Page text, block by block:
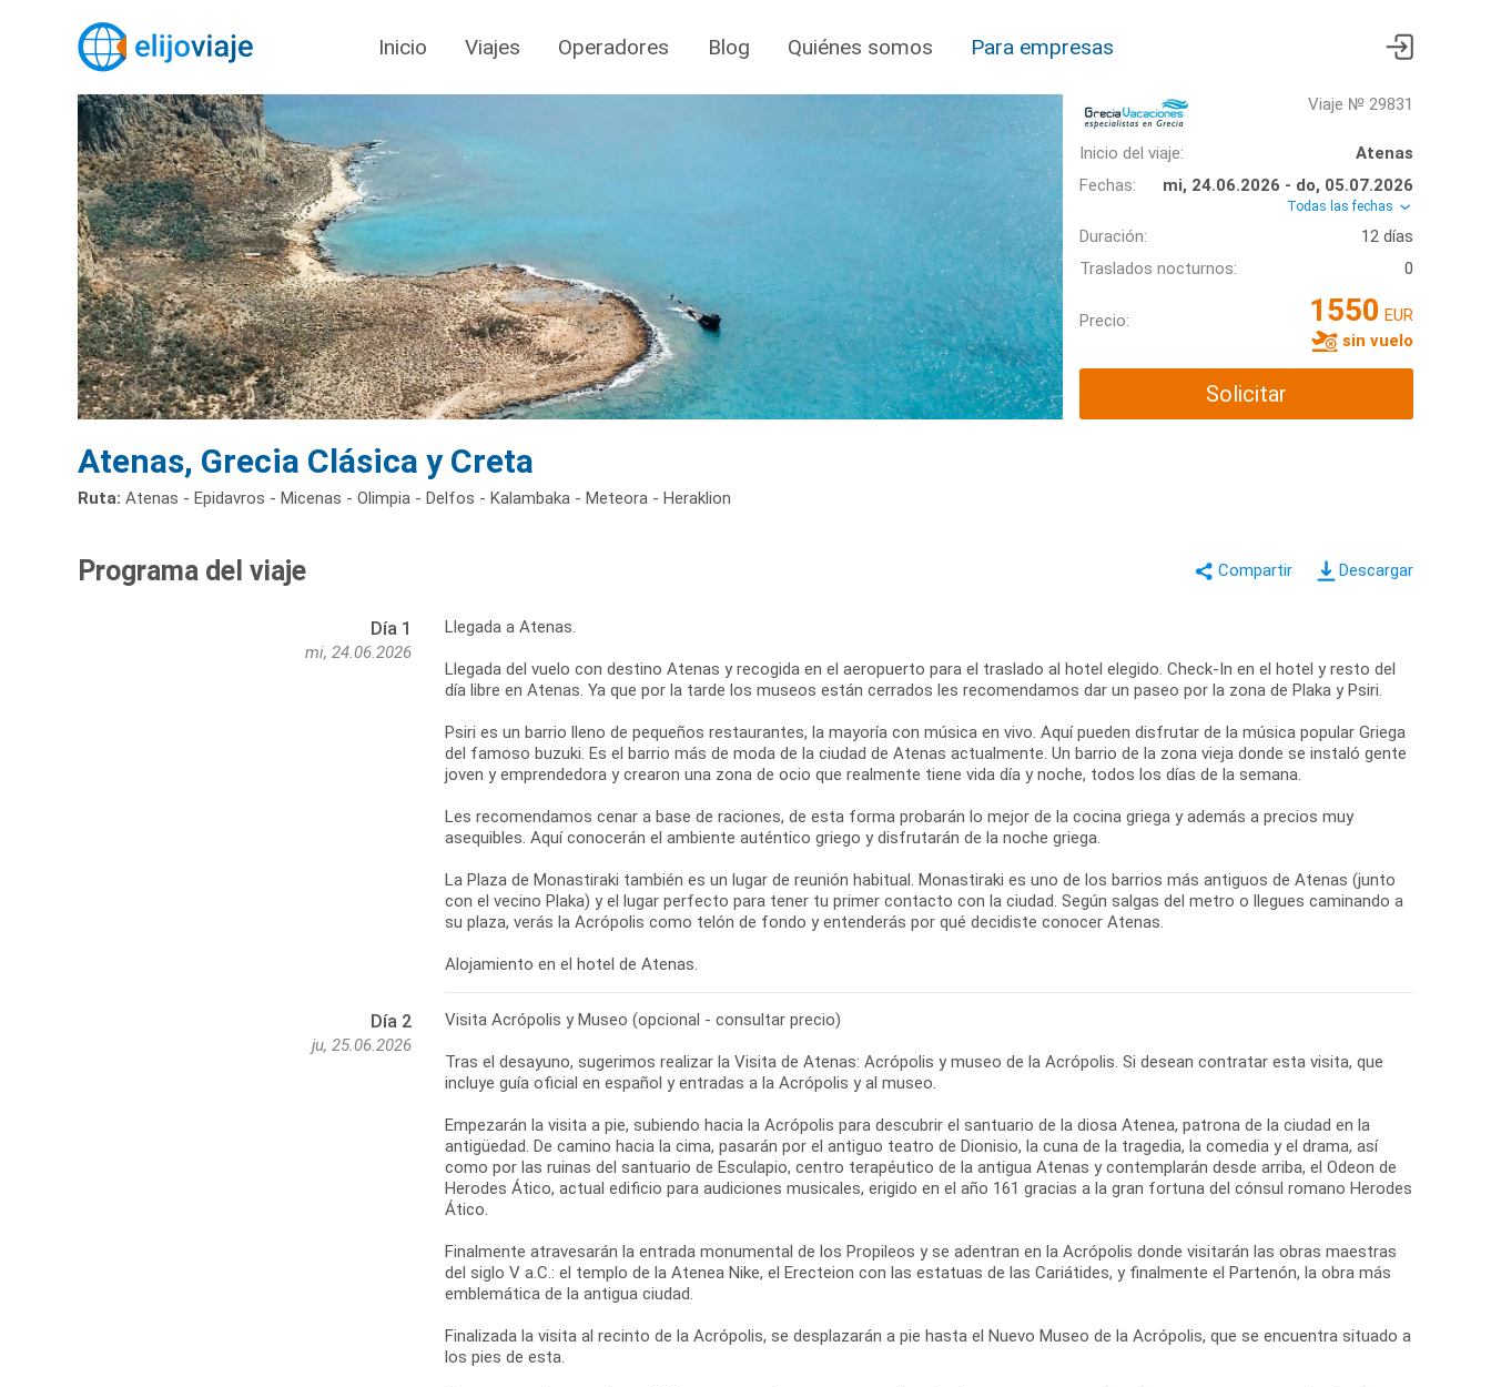
Inicio Viajes Operadores Blog Quiénes somos Para empresas
Viaje № 29831
Inicio del viaje:
Atenas
Fechas:
mi, 24.06.2026 - do, 05.07.2026
Todas las fechas
Duración:
12 días
Traslados nocturnos:
0
Precio: 1550 EUR
sin vuelo
Solicitar
Atenas, Grecia Clásica y Creta
Ruta: Atenas - Epidavros - Micenas - Olimpia - Delfos - Kalambaka - Meteora - Heraklion
Descargar
Programa del viaje
Día 1
mi, 24.06.2026
Llegada a Atenas.
Llegada del vuelo con destino Atenas y recogida en el aeropuerto para el traslado al hotel elegido. Check-In en el hotel y resto del
día libre en Atenas. Ya que por la tarde los museos están cerrados les recomendamos dar un paseo por la zona de Plaka y Psiri.
Psiri es un barrio lleno de pequeños restaurantes, la mayoría con música en vivo. Aquí pueden disfrutar de la música popular Griega
del famoso buzuki. Es el barrio más de moda de la ciudad de Atenas actualmente. Un barrio de la zona vieja donde se instaló gente
joven y emprendedora y crearon una zona de ocio que realmente tiene vida día y noche, todos los días de la semana.
Les recomendamos cenar a base de raciones, de esta forma probarán lo mejor de la cocina griega y además a precios muy
asequibles. Aquí conocerán el ambiente auténtico griego y disfrutarán de la noche griega.
La Plaza de Monastiraki también es un lugar de reunión habitual. Monastiraki es uno de los barrios más antiguos de Atenas (junto
con el vecino Plaka) y el lugar perfecto para tener tu primer contacto con la ciudad. Según salgas del metro o llegues caminando a
su plaza, verás la Acrópolis como telón de fondo y entenderás por qué decidiste conocer Atenas.
Alojamiento en el hotel de Atenas.
Día 2
ju, 25.06.2026
Visita Acrópolis y Museo (opcional - consultar precio)
Tras el desayuno, sugerimos realizar la Visita de Atenas: Acrópolis y museo de la Acrópolis. Si desean contratar esta visita, que
incluye guía oficial en español y entradas a la Acrópolis y al museo.
Empezarán la visita a pie, subiendo hacia la Acrópolis para descubrir el santuario de la diosa Atenea, patrona de la ciudad en la
antigüedad. De camino hacia la cima, pasarán por el antiguo teatro de Dionisio, la cuna de la tragedia, la comedia y el drama, así
como por las ruinas del santuario de Esculapio, centro terapéutico de la antigua Atenas y contemplarán desde arriba, el Odeon de
Herodes Ático, actual edificio para audiciones musicales, erigido en el año 161 gracias a la gran fortuna del cónsul romano Herodes
Ático.
Finalmente atravesarán la entrada monumental de los Propileos y se adentran en la Acrópolis donde visitarán las obras maestras
del siglo V a.C.: el templo de la Atenea Nike, el Erecteion con las estatuas de las Cariátides, y finalmente el Partenón, la obra más
emblemática de la antigua ciudad.
Finalizada la visita al recinto de la Acrópolis, se desplazarán a pie hasta el Nuevo Museo de la Acrópolis, que se encuentra situado a
los pies de esta.